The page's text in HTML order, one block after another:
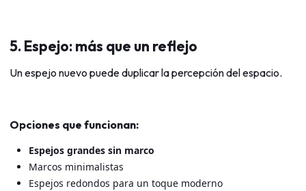
5. Espejo: más que un reflejo
Un espejo nuevo puede duplicar la percepción del espacio.
Opciones que funcionan:
Espejos grandes sin marco
Marcos minimalistas
Espejos redondos para un toque moderno